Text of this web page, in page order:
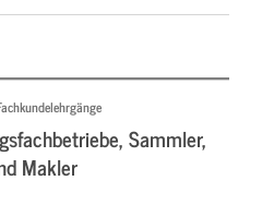
Sammler,
Makler